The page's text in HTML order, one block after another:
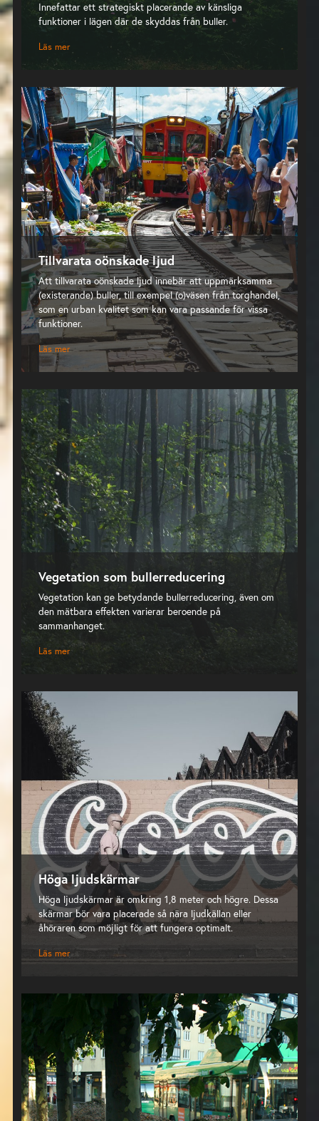
Innefattar ett strategiskt placerande av känsliga
funktioner i lägen där de skyddas från buller.
Läs mer
Tillvarata oönskade ljud
Att tillvarata oönskade ljud innebär att uppmärksamma
(existerande) buller, till exempel (o)väsen från torghandel,
som en urban kvalitet som kan vara passande för vissa
funktioner.
Läs mer
Vegetation som bullerreducering
Vegetation kan ge betydande bullerreducering, även om
den mätbara effekten varierar beroende på
sammanhanget.
Läs mer
Höga ljudskärmar
Höga ljudskärmar är omkring 1,8 meter och högre. Dessa
skärmar bör vara placerade så nära ljudkällan eller
åhöraren som möjligt för att fungera optimalt.
Läs mer